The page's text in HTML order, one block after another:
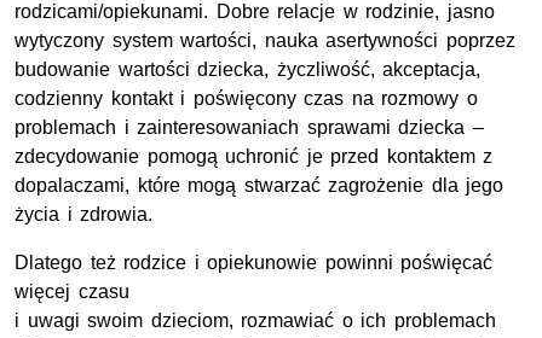
rodzicami/opiekunami. Dobre relacje w rodzinie, jasno
wytyczony system wartości, nauka asertywności poprzez
budowanie wartości dziecka, życzliwość, akceptacja,
codzienny kontakt i poświęcony czas na rozmowy o
problemach i zainteresowaniach sprawami dziecka –
zdecydowanie pomogą uchronić je przed kontaktem z
dopalaczami, które mogą stwarzać zagrożenie dla jego
życia i zdrowia.
Dlatego też rodzice i opiekunowie powinni poświęcać
więcej czasu
i uwagi swoim dzieciom, rozmawiać o ich problemach